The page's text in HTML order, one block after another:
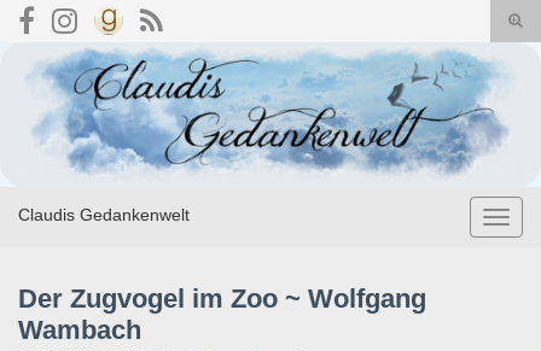
Search for:
Claudis Gedankenwelt
Der Zugvogel im Zoo ~ Wolfgang
Wambach